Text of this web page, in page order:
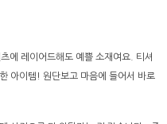
에 레이어드해도 예쁠 소재여요. 티셔
아이템! 원단보고 마음에 들어서 바로